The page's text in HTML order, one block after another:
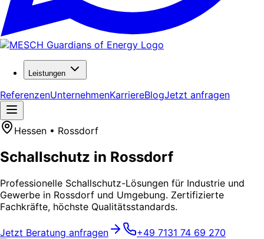
Leistungen
ReferenzenUnternehmenKarriereBlogJetzt anfragen
Hessen • Rossdorf
Schallschutz in Rossdorf
Professionelle Schallschutz-Lösungen für Industrie und
Gewerbe in Rossdorf und Umgebung. Zertifizierte
Fachkräfte, höchste Qualitätsstandards.
Jetzt Beratung anfragen +49 7131 74 69 270